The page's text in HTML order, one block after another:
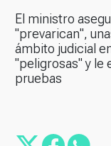
El ministro
"prevarican",
ámbito judicial
"peligrosas" y le
pruebas